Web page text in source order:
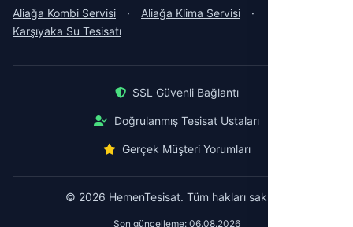
Aliağa Kombi Servisi · Aliağa Klima Servisi
·
Karşıyaka Su Tesisatı
SSL Güvenli Bağlantı
Doğrulanmış Tesisat Ustaları
Gerçek Müşteri Yorumları
© 2026 HemenTesisat. Tüm hakları saklıdır.
Son güncelleme: 06.08.2026